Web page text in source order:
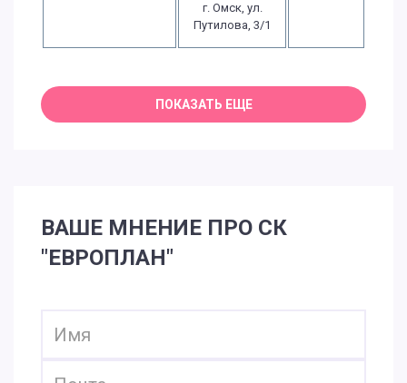
г. Омск, ул.
Путилова, 3/1
ВАШЕ МНЕНИЕ ПРО СК
"ЕВРОПЛАН"